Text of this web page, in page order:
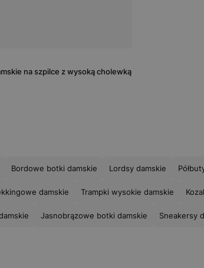
na szpilce z wysoką cholewką
Bordowe botki damskie Lordsy damskie
damskie Trampki wysokie damskie
Jasnobrązowe botki damskie Sneakersy